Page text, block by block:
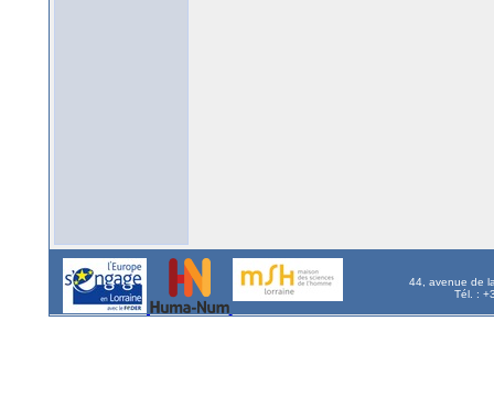
44, avenue de
Tél. :